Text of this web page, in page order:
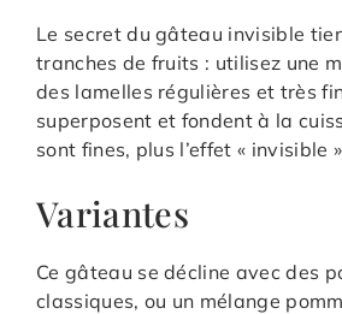
Le secret du gâteau invisible
tranches de fruits : utilisez une
des lamelles régulières et très
superposent et fondent à la
sont fines, plus l’effet « invisible
Variantes
Ce gâteau se décline avec des
classiques, ou un mélange